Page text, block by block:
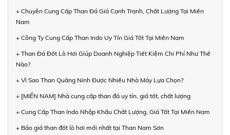
+ Chuyên Cung Cấp Than Đá Giá Cạnh Tranh, Chất Lượng Tại Miền
Nam
+ Công Ty Cung Cấp Than Indo Uy Tín Giá Tốt Tại Miền Nam
+ Than Đá Đốt Lò Hơi Giúp Doanh Nghiệp Tiết Kiệm Chi Phí Như Thế
Nào?
+ Vì Sao Than Quảng Ninh Được Nhiều Nhà Máy Lựa Chọn?
+ [MIỀN NAM] Nhà cung cấp than đá uy tín, giá tốt, chất lượng
+ Cung Cấp Than Indo Nhập Khẩu Chất Lượng, Giá Tốt Tại Miền Nam
+ Báo giá than đốt lò hơi mới nhất tại Than Nam Sơn